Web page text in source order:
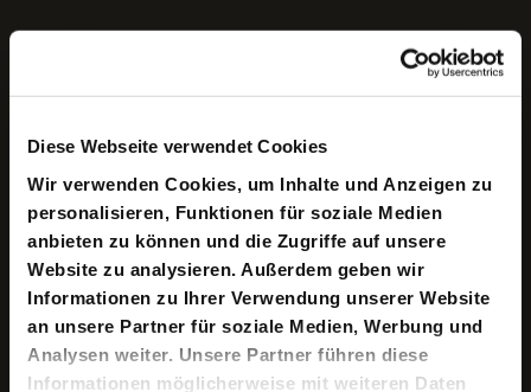
Diese Webseite verwendet Cookies
Wir verwenden Cookies, um Inhalte und Anzeigen zu
personalisieren, Funktionen für soziale Medien
anbieten zu können und die Zugriffe auf unsere
Website zu analysieren. Außerdem geben wir
Informationen zu Ihrer Verwendung unserer Website
an unsere Partner für soziale Medien, Werbung und
Analysen weiter. Unsere Partner führen diese
Informationen möglicherweise mit weiteren Daten
"Das Stück muss von 8 Uhr bis wann immer es
verdammt nochmal zu Ende zu sein gedenkt gehen,
vielleicht Viertel vor 12. Wenn es Wiederholungen gibt,
müssen die drinbleiben, weil sie absolut wichtig sind für
das, was ich vermitteln will."
Dieses Zitat des amerikanischen Dramatikers Eugene
O’Neill könnte auch aus dem Mund von Regisseur Frank
Castorf stammen, der es ja bekanntlich gerne mag,
wenn Stücke eine gewisse Länge haben – und dem man
auch eine Vorliebe für Theaterstoffe des frühen 20.